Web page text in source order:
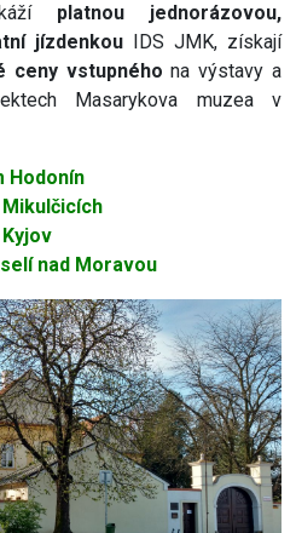
platnou jednorázovou,
jízdenkou IDS JMK, získají
ceny vstupného na výstavy a
Masarykova muzea v
Hodonín
nad Moravou